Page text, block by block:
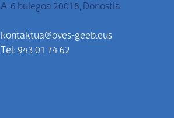
A-6 bulegoa 20018, Donostia
kontaktua@oves-geeb.eus
Tel: 943 01 74 62